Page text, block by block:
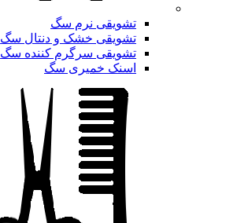
تشویقی نرم سگ
تشویقی خشک و دنتال سگ
تشویقی سرگرم کننده سگ
اسنک خمیری سگ